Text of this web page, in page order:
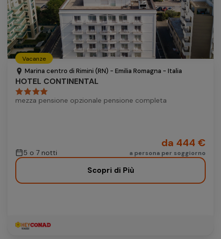
Vacanze
Marina centro di Rimini (RN) - Emilia Romagna - Italia
HOTEL CONTINENTAL
mezza pensione opzionale pensione completa
5 o 7 notti
da 444 €
a persona per soggiorno
Scopri di Più